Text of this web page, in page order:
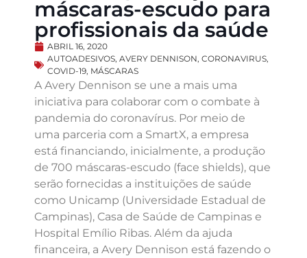
máscaras-escudo para
profissionais da saúde
ABRIL 16, 2020
AUTOADESIVOS, AVERY DENNISON, CORONAVIRUS,
COVID-19, MÁSCARAS
A Avery Dennison se une a mais uma
iniciativa para colaborar com o combate à
pandemia do coronavírus. Por meio de
uma parceria com a SmartX, a empresa
está financiando, inicialmente, a produção
de 700 máscaras-escudo (face shields), que
serão fornecidas a instituições de saúde
como Unicamp (Universidade Estadual de
Campinas), Casa de Saúde de Campinas e
Hospital Emílio Ribas. Além da ajuda
financeira, a Avery Dennison está fazendo o